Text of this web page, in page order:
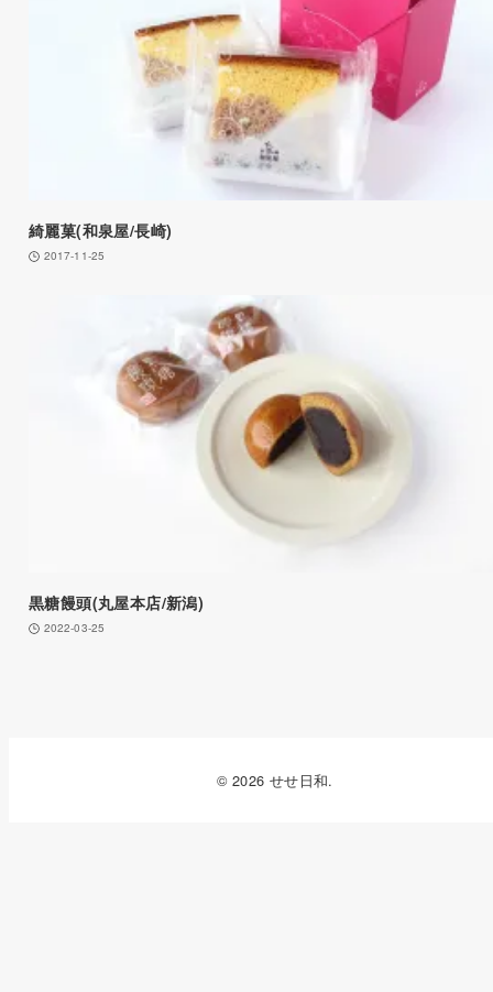
綺麗菓(和泉屋/長崎)
2017-11-25
黒糖饅頭(丸屋本店/新潟)
2022-03-25
© 2026 せせ日和.